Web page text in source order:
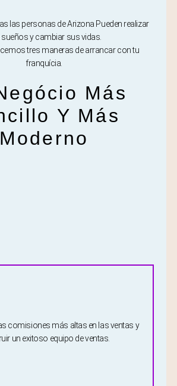
las personas de Arizona Pueden realizar
y cambiar sus vidas.
tres maneras de arrancar con tu
franquícia.
Más
Y Más
Moderno
comisiones más altas en las ventas y
un exitoso equipo de ventas.